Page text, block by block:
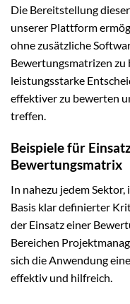
Die Bereitstellung
unserer Plattform
ohne zusätzliche
Bewertungsmatrizen zu
leistungsstarke
effektiver zu bewerten
treffen.
Beispiele für
Bewertungsmatrix
In nahezu jedem
Basis klar definierter
der Einsatz einer
Bereichen
sich die Anwendung
effektiv und hilfreich.